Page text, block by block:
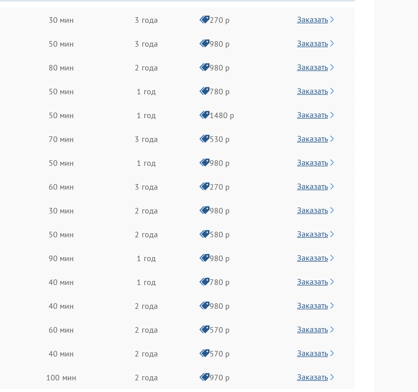
30 мин 3 года 270 р Заказать
50 мин 3 года 980 р Заказать
80 мин 2 года 980 р Заказать
50 мин 1 год 780 р Заказать
50 мин 1 год 1480 р Заказать
70 мин 3 года 530 р Заказать
50 мин 1 год 980 р Заказать
60 мин 3 года 270 р Заказать
30 мин 2 года 980 р Заказать
50 мин 2 года 580 р Заказать
90 мин 1 год 980 р Заказать
40 мин 1 год 780 р Заказать
40 мин 2 года 980 р Заказать
60 мин 2 года 570 р Заказать
40 мин 2 года 570 р Заказать
100 мин 2 года 970 р Заказать